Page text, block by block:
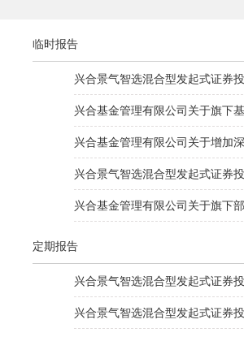
临时报告
兴合景气智选混合型发起式证券
兴合基金管理有限公司关于旗下
兴合基金管理有限公司关于增加
兴合景气智选混合型发起式证券
兴合基金管理有限公司关于旗下
定期报告
兴合景气智选混合型发起式证券
兴合景气智选混合型发起式证券